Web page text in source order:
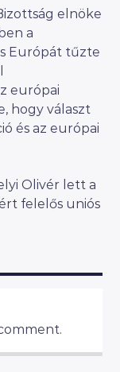
elnöke
a
Európát tűzte
európai
hogy választ
és az európai
Olivér lett a
felelős uniós